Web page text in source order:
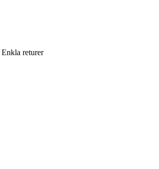
Enkla returer